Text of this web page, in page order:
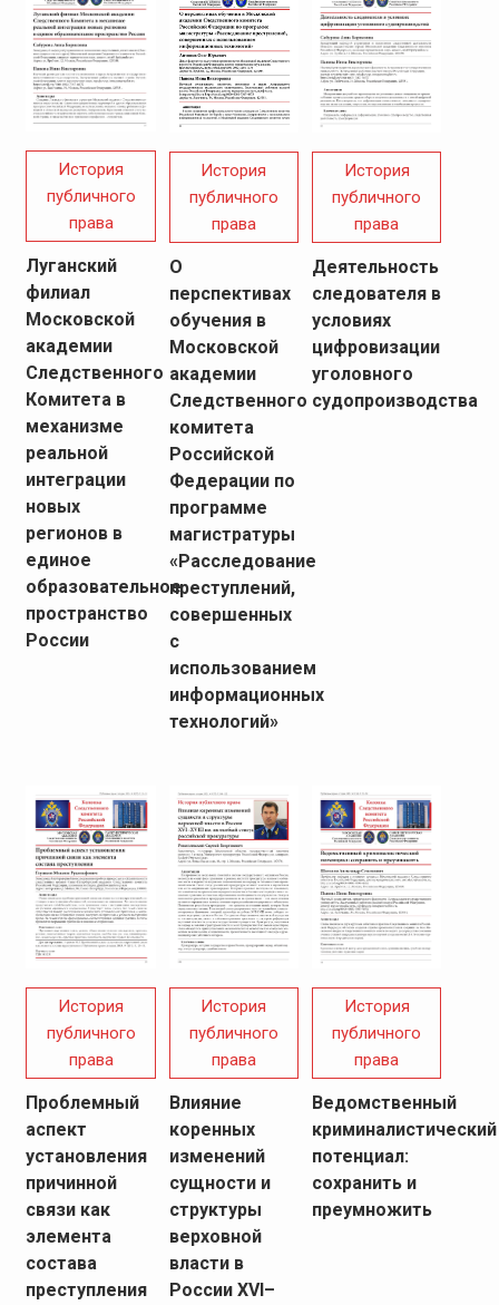
История
публичного
права
Луганский
филиал
Московской
академии
Следственного
Комитета в
механизме
реальной
интеграции
новых
регионов в
единое
образовательное
пространство
России
История
публичного
права
О
перспективах
обучения в
Московской
академии
Следственного
комитета
Российской
Федерации по
программе
магистратуры
«Расследование
преступлений,
совершенных
с
использованием
информационных
технологий»
История
публичного
права
Деятельность
следователя в
условиях
цифровизации
уголовного
судопроизводства
История
публичного
права
Проблемный
аспект
установления
причинной
связи как
элемента
состава
преступления
История
публичного
права
Влияние
коренных
изменений
сущности и
структуры
верховной
власти в
России XVI–
История
публичного
права
Ведомственный
криминалистический
потенциал:
сохранить и
преумножить